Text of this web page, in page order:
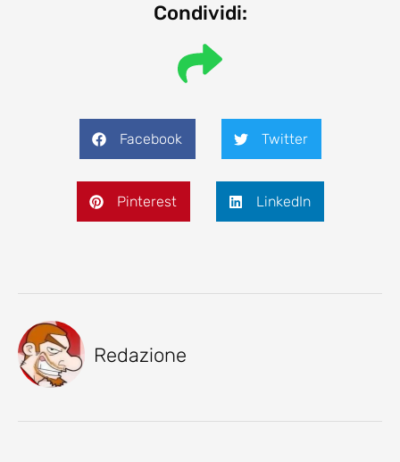
Condividi:
Facebook Twitter
Pinterest LinkedIn
Redazione